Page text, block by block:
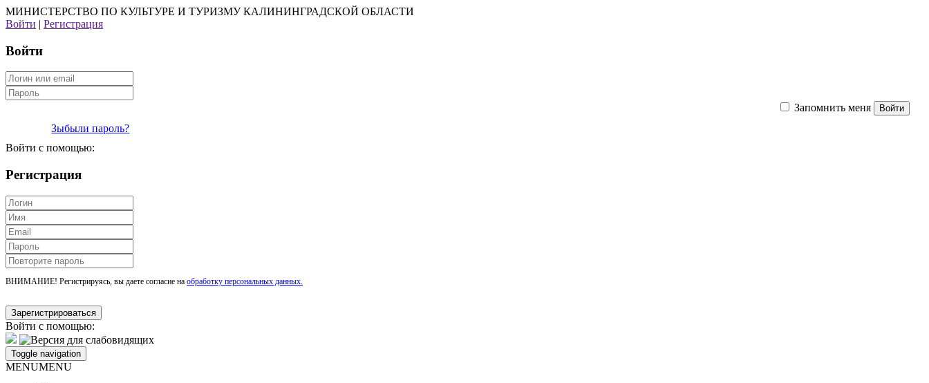
МИНИСТЕРСТВО ПО КУЛЬТУРЕ И ТУРИЗМУ КАЛИНИНГРАДСКОЙ ОБЛАСТИ
Войти | Регистрация
Войти
Запомнить меня
Зыбыли пароль?
Войти с помощью:
Регистрация
ВНИМАНИЕ! Регистрируясь, вы даете согласие на обработку персональных данных.
Войти с помощью:
Toggle navigation
MENUMENU